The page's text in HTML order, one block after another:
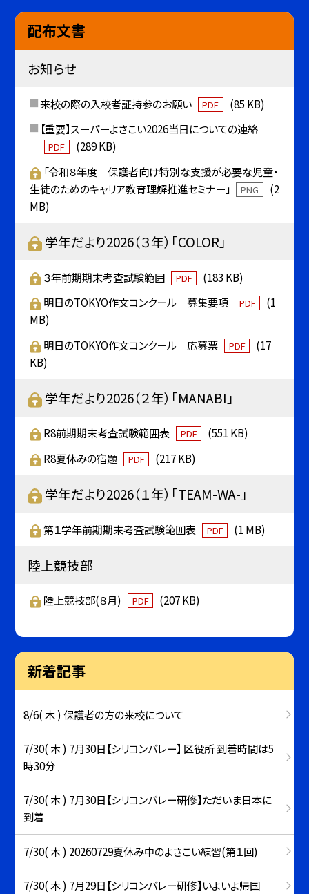
配布文書
お知らせ
来校の際の入校者証持参のお願い PDF
(85 KB)
【重要】スーパーよさこい2026当日についての連絡
PDF
(289 KB)
「令和８年度 保護者向け特別な支援が必要な児童・
生徒のためのキャリア教育理解推進セミナー」
PNG
(2
MB)
学年だより2026（３年）「COLOR」
３年前期期末考査試験範囲 PDF
(183 KB)
明日のTOKYO作文コンクール 募集要項
PDF
(1
MB)
明日のTOKYO作文コンクール 応募票
PDF
(17
KB)
学年だより2026（２年）「MANABI」
R8前期期末考査試験範囲表 PDF
(551 KB)
R8夏休みの宿題
PDF (217 KB)
学年だより2026（１年）「TEAM-WA-」
第１学年前期期末考査試験範囲表 PDF (1 MB)
陸上競技部
陸上競技部(８月) PDF (207 KB)
新着記事
8/6( 木 ) 保護者の方の来校について
7/30( 木 ) 7月30日【シリコンバレー】 区役所 到着時間は5
時30分
7/30( 木 ) 7月30日【シリコンバレー研修】ただいま日本に
到着
7/30( 木 ) 20260729夏休み中のよさこい練習(第１回)
7/30( 木 ) 7月29日【シリコンバレー研修】いよいよ帰国